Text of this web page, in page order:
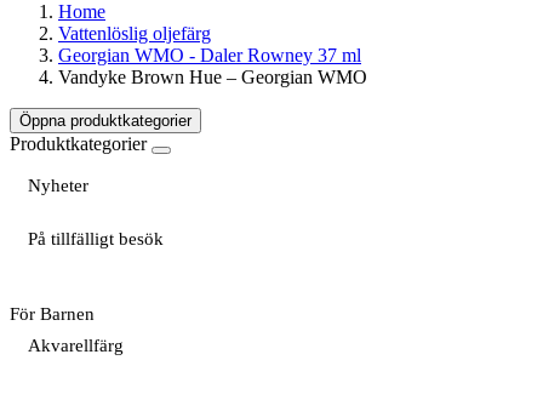
Home
Vattenlöslig oljefärg
Georgian WMO - Daler Rowney 37 ml
Vandyke Brown Hue – Georgian WMO
Öppna produktkategorier
Produktkategorier
Nyheter
På tillfälligt besök
För Barnen
Akvarellfärg